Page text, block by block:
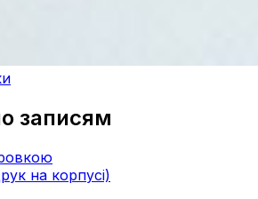
записям
на корпусі)